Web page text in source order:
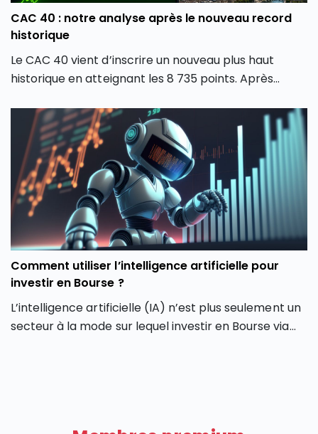
CAC 40 : notre analyse après le nouveau record
historique
Le CAC 40 vient d’inscrire un nouveau plus haut
historique en atteignant les 8 735 points. Après
parisien semble avoir retrouvé une dynamique
haussière en dépassant son précédent record de
février 2026. Comment expliquer cette envolée du
CAC 40 ? Quels secteurs tirent actuellement l’indice
parisien ? Et surtout, cette hausse du CAC 40 peut-
elle encore se poursuivre ou faut-il s’attendre à une
phase de consolidation ?
Comment utiliser l’intelligence artificielle pour
investir en Bourse ?
L’intelligence artificielle (IA) n’est plus seulement un
secteur à la mode sur lequel investir en Bourse via